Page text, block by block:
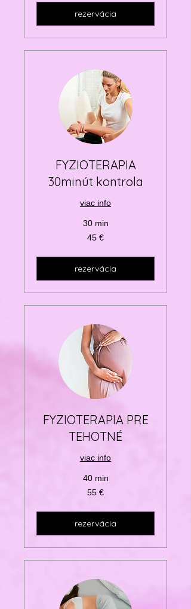
rezervácia
FYZIOTERAPIA
30minút kontrola
viac info
30 min
45 €
rezervácia
FYZIOTERAPIA PRE
TEHOTNÉ
viac info
40 min
55 €
rezervácia